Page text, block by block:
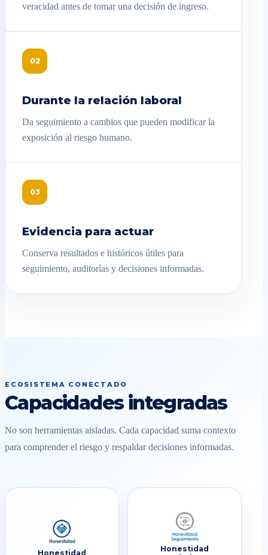
veracidad antes de tomar una decisión de ingreso.
02
Durante la relación laboral
Da seguimiento a cambios que pueden modificar la
exposición al riesgo humano.
03
Evidencia para actuar
Conserva resultados e históricos útiles para
seguimiento, auditorías y decisiones informadas.
ECOSISTEMA CONECTADO
Capacidades integradas
No son herramientas aisladas. Cada capacidad suma contexto
para comprender el riesgo y respaldar decisiones informadas.
Honestidad
Honestidad